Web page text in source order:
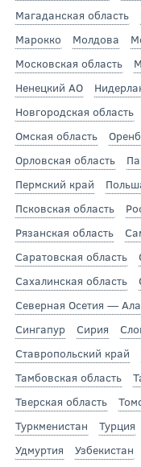
Магаданская область
Марокко
Молдова
Московская область
Ненецкий АО
Новгородская область
Омская область
Орловская область
Пермский край
Псковская область
Рязанская область
Саратовская область
Сахалинская область
Северная Осетия —
Сингапур
Сирия
Ставропольский край
Тамбовская область
Тверская область
Туркменистан
Турция
Удмуртия
Узбекистан